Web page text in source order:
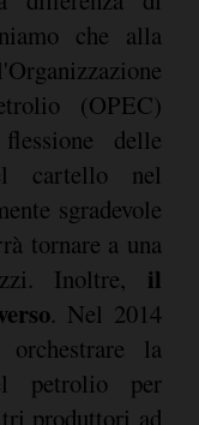
che alla
(OPEC)
delle
cartello nel
sgradevole
tornare a una
Inoltre, il
. Nel 2014
la
petrolio per